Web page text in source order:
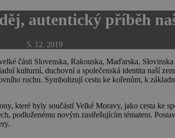
autentický příběh
5. 12. 2019
části Slovenska, Rakouska, Maďarska,
kulturní, duchovní a společenská identita naší
ruchu. Symbolizují cestu ke kořenům, k
které byly součástí Velké Moravy, jako cesta ke
podloženému novým zastřešujícím tématem.